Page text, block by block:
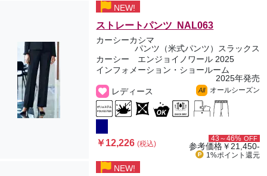
NEW!
ストレートパンツ NAL063
カーシーカシマ
パンツ（米式パンツ）スラックス
カーシー エンジョイノワール 2025
インフォメーション・ショールーム
2025年発売
レディース
All オールシーズン
￥12,226(税込)
43～46% OFF
参考価格￥21,450-
1%ポイント 還元
NEW!